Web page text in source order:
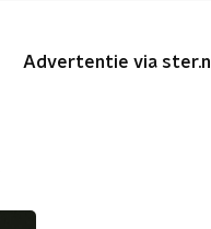
Advertentie via ster.nl